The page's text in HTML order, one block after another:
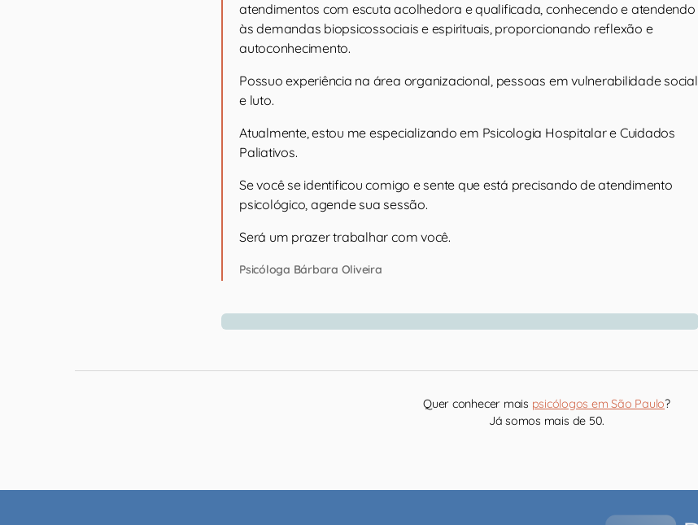
atendimentos com escuta acolhedora e qualificada, conhecendo e atendendo
às demandas biopsicossociais e espirituais, proporcionando reflexão e
autoconhecimento.
Possuo experiência na área organizacional, pessoas em vulnerabilidade social
e luto.
Atualmente, estou me especializando em Psicologia Hospitalar e Cuidados
Paliativos.
Se você se identificou comigo e sente que está precisando de atendimento
psicológico, agende sua sessão.
Será um prazer trabalhar com você.
Psicóloga Bárbara Oliveira
Quer conhecer mais psicólogos em São Paulo?
Já somos mais de 50.